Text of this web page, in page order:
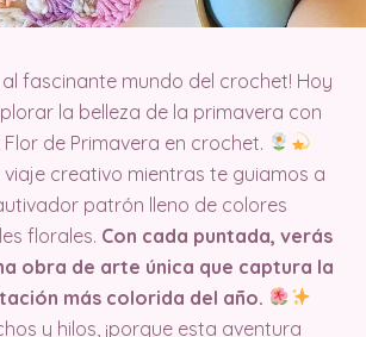
al fascinante mundo del crochet! Hoy
la belleza de la primavera con
de Primavera en crochet.
viaje creativo mientras te guiamos a
patrón lleno de colores
florales. Con cada puntada, verás
obra de arte única que captura la
más colorida del año.
y hilos, ¡porque esta aventura